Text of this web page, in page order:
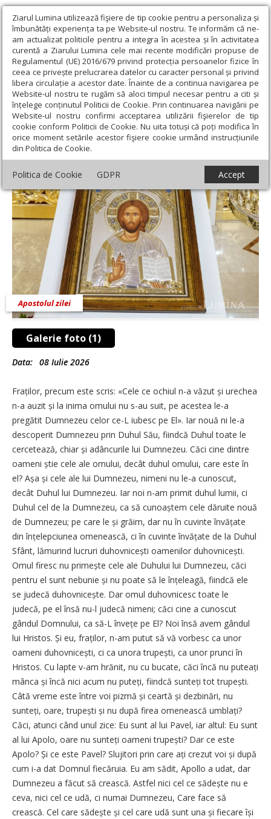
Ziarul Lumina utilizează fişiere de tip cookie pentru a personaliza și
îmbunătăți experiența ta pe Website-ul nostru. Te informăm că ne-
am actualizat politicile pentru a integra în acestea și în activitatea
curentă a Ziarului Lumina cele mai recente modificări propuse de
Regulamentul (UE) 2016/679 privind protecția persoanelor fizice în
ceea ce privește prelucrarea datelor cu caracter personal și privind
libera circulație a acestor date. Înainte de a continua navigarea pe
Website-ul nostru te rugăm să aloci timpul necesar pentru a citi și
înțelege conținutul Politicii de Cookie. Prin continuarea navigării pe
Website-ul nostru confirmi acceptarea utilizării fişierelor de tip
cookie conform Politicii de Cookie. Nu uita totuși că poți modifica în
orice moment setările acestor fişiere cookie urmând instrucțiunile
din Politica de Cookie.
Politica de Cookie GDPR Accept
Ziarul Lumina › Teologie și spiritualitate › Apostolul zilei › I
Corinteni 2, 9-16; 3, 1-8
I Corinteni 2, 9-16; 3, 1-8
Galerie foto (1)
Apostolul zilei
Data: 08 Iulie 2026
Fraților, precum este scris: «Cele ce ochiul n-a văzut și urechea
n-a auzit și la inima omului nu s-au suit, pe acestea le-a
pregătit Dumnezeu celor ce-L iubesc pe El». Iar nouă ni le-a
descoperit Dumnezeu prin Duhul Său, fiindcă Duhul toate le
cercetează, chiar și adâncurile lui Dumnezeu. Căci cine dintre
oameni știe cele ale omului, decât duhul omului, care este în
el? Așa și cele ale lui Dumnezeu, nimeni nu le-a cunoscut,
decât Duhul lui Dumnezeu. Iar noi n-am primit duhul lumii, ci
Duhul cel de la Dumnezeu, ca să cunoaștem cele dăruite nouă
de Dumnezeu; pe care le și grăim, dar nu în cuvinte învățate
din înțelepciunea omenească, ci în cuvinte învățate de la Duhul
Sfânt, lămurind lucruri duhovnicești oamenilor duhovnicești.
Omul firesc nu primește cele ale Duhului lui Dumnezeu, căci
pentru el sunt nebunie și nu poate să le înțeleagă, fiindcă ele
se judecă duhovnicește. Dar omul duhovnicesc toate le
judecă, pe el însă nu-l judecă nimeni; căci cine a cunoscut
gândul Domnului, ca să-L învețe pe El? Noi însă avem gândul
lui Hristos. Și eu, fraților, n-am putut să vă vorbesc ca unor
oameni duhovnicești, ci ca unora trupești, ca unor prunci în
Hristos. Cu lapte v-am hrănit, nu cu bucate, căci încă nu puteați
mânca și încă nici acum nu puteți, fiindcă sunteți tot trupești.
Câtă vreme este între voi pizmă și ceartă și dezbinări, nu
sunteți, oare, trupești și nu după firea omenească umblați?
Căci, atunci când unul zice: Eu sunt al lui Pavel, iar altul: Eu sunt
al lui Apolo, oare nu sunteți oameni trupești? Dar ce este
Apolo? Și ce este Pavel? Slujitori prin care ați crezut voi și după
cum i-a dat Domnul fiecăruia. Eu am sădit, Apollo a udat, dar
Dumnezeu a făcut să crească. Astfel nici cel ce sădește nu e
ceva, nici cel ce udă, ci numai Dumnezeu, Care face să
crească. Cel care sădește și cel care udă sunt una și fiecare își